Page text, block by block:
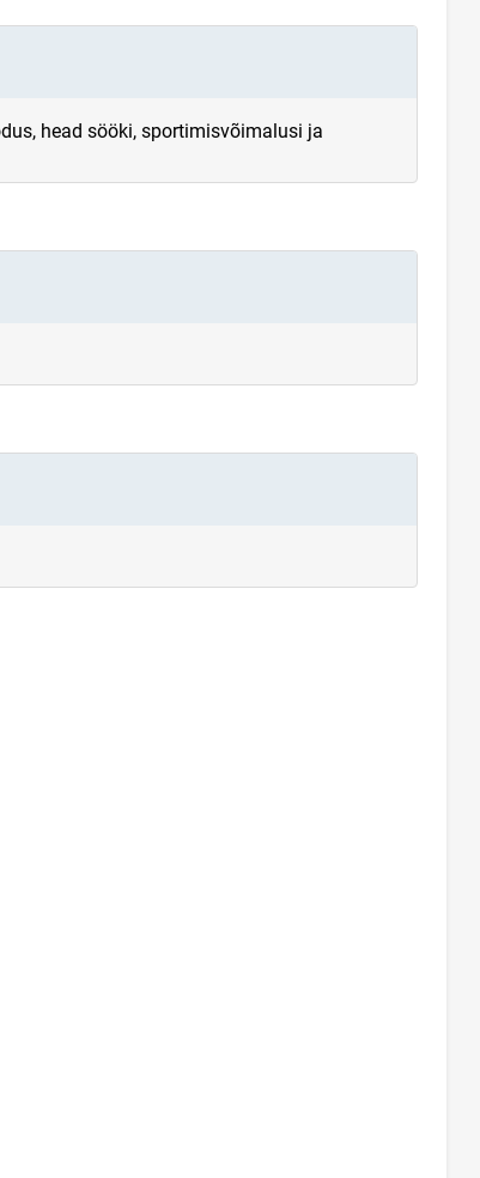
head sööki, sportimisvõimalusi ja